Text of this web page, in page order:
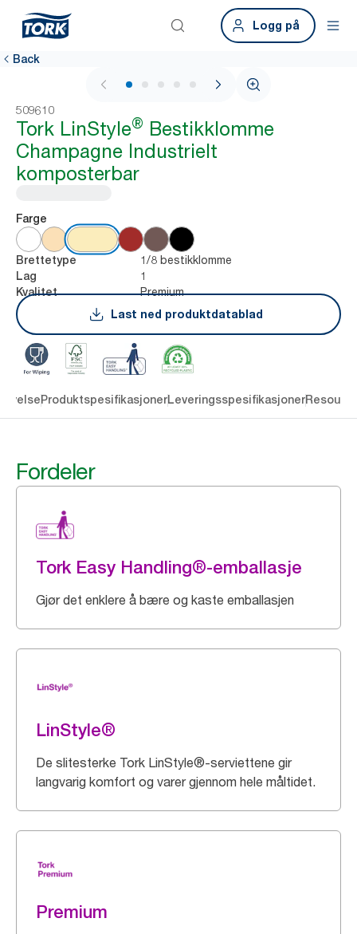
Logg på
Back
1 / 5
509610
Tork LinStyle® Bestikklomme
Champagne Industrielt
komposterbar
Farge
Brettetype 1/8 bestikklomme
Lag 1
Kvalitet
Premium
Last ned produktdatablad
ProduktspesifikasjonerLeveringsspesifikasjoner
Fordeler
Tork Easy Handling®-emballasje
Gjør det enklere å bære og kaste emballasjen
LinStyle®
De slitesterke Tork LinStyle®-serviettene gir
langvarig komfort og varer gjennom hele måltidet.
Premium